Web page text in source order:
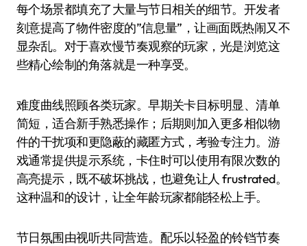
每个场景都填充了大量与节日相关的细节。开发者
刻意提高了物件密度的”信息量”，让画面既热闹又不
显杂乱。对于喜欢慢节奏观察的玩家，光是浏览这
些精心绘制的角落就是一种享受。
难度曲线照顾各类玩家。早期关卡目标明显、清单
简短，适合新手熟悉操作；后期则加入更多相似物
件的干扰项和更隐蔽的藏匿方式，考验专注力。游
戏通常提供提示系统，卡住时可以使用有限次数的
高亮提示，既不破坏挑战，也避免让人 frustrated。
这种温和的设计，让全年龄玩家都能轻松上手。
节日氛围由视听共同营造。配乐以轻盈的铃铛节奏